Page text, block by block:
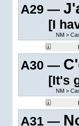
A29 —
[I
NM>
A30 —
[It's
NM>
A31 —